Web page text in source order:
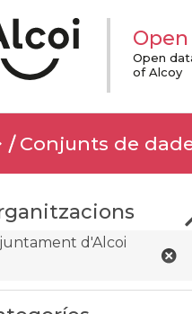
Open
of Alcoy
Conjunts de
d'Alcoi